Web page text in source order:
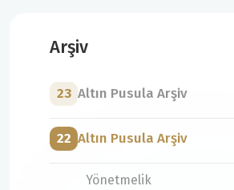
Arşiv
23 Altın Pusula Arşiv
22 Altın Pusula Arşiv
Yönetmelik